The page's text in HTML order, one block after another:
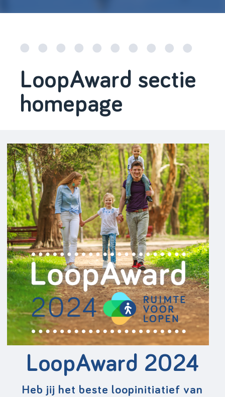
LoopAward sectie
homepage
LoopAward 2024
Heb jij het beste loopinitiatief van